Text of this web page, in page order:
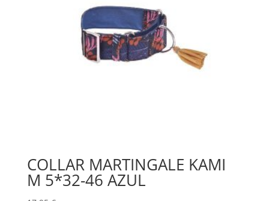
COLLAR MARTINGALE KAMI
M 5*32-46 AZUL